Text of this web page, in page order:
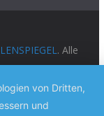
. Alle
von
von Dritten,
und